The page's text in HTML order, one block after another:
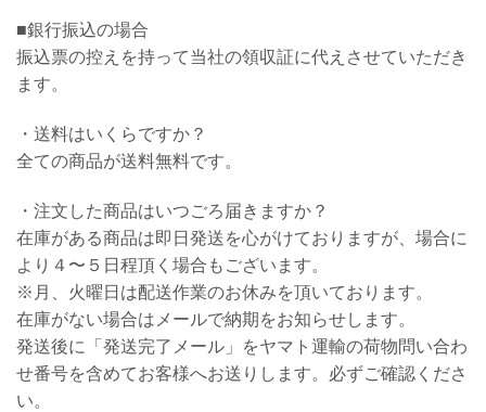
■銀行振込の場合
振込票の控えを持って当社の領収証に代えさせていただき
ます。
・送料はいくらですか？
全ての商品が送料無料です。
・注文した商品はいつごろ届きますか？
在庫がある商品は即日発送を心がけておりますが、場合に
より４〜５日程頂く場合もございます。
※月、火曜日は配送作業のお休みを頂いております。
在庫がない場合はメールで納期をお知らせします。
発送後に「発送完了メール」をヤマト運輸の荷物問い合わ
せ番号を含めてお客様へお送りします。必ずご確認くださ
い。